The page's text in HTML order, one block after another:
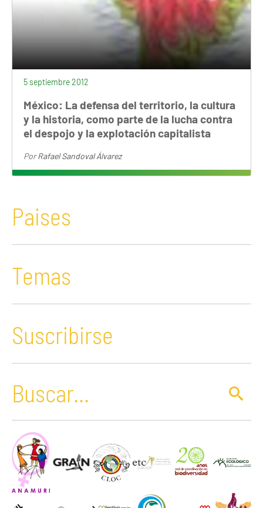
5 septiembre 2012
México: La defensa del territorio, la cultura
y la historia, como parte de la lucha contra
el despojo y la explotación capitalista
PorRafael Sandoval Álvarez
Paises
Temas
Suscribirse